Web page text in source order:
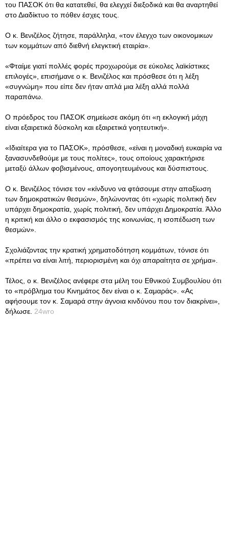
του ΠΑΣΟΚ ότι θα κατατεθεί, θα ελεγχεί διεξοδικά και θα αναρτηθεί
στο Διαδίκτυο το πόθεν έσχες τους.
Ο κ. Βενιζέλος ζήτησε, παράλληλα, «τον έλεγχο των οικονομικων
των κομμάτων από διεθνή ελεγκτική εταιρία».
«Φταίμε γιατί πολλές φορές προχωρούμε σε εύκολες λαϊκίστικες
επιλογές», επισήμανε ο κ. Βενιζέλος και πρόσθεσε ότι η λέξη
«συγνώμη» που είπε δεν ήταν απλά μια λέξη αλλά πολλά
παραπάνω.
Ο πρόεδρος του ΠΑΣΟΚ σημείωσε ακόμη ότι «η εκλογική μάχη
είναι εξαιρετικά δύσκολη και εξαιρετικά γοητευτική».
«Ιδιαίτερα για το ΠΑΣΟΚ», πρόσθεσε, «είναι η μοναδική ευκαιρία να
ξανασυνδεθούμε με τους πολίτες», τους οποίους χαρακτήρισε
μεταξύ άλλων φοβισμένους, απογοητευμένους και δύσπιστους.
O κ. Βενιζέλος τόνισε τον «κίνδυνο να φτάσουμε στην απαξίωση
των δημοκρατικών θεσμών», δηλώνοντας ότι «χωρίς πολιτική δεν
υπάρχει δημοκρατία, χωρίς πολιτική, δεν υπάρχει Δημοκρατία. Άλλο
η κριτική και άλλο ο εκφασισμός της κοινωνίας, η ισοπέδωση των
θεσμών».
Σχολιάζοντας την κρατική χρηματοδότηση κομμάτων, τόνισε ότι
«πρέπει να είναι λιτή, περιορισμένη και όχι απαραίτητα σε χρήμα».
Τέλος, ο κ. Βενιζέλος ανέφερε στα μέλη του Εθνικού Συμβουλίου ότι
το «πρόβλημα του Κινημάτος δεν είναι ο κ. Σαμαράς». «Ας
αφήσουμε τον κ. Σαμαρά στην άγνοια κινδύνου που τον διακρίνει»,
δήλωσε. 24wro